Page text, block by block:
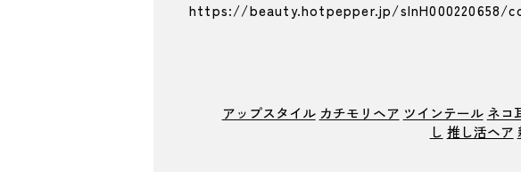
https://beauty.hotpepper.jp/slnH000220658/
アップスタイル カチモリヘア ツインテール ネコ
し 推し活ヘア